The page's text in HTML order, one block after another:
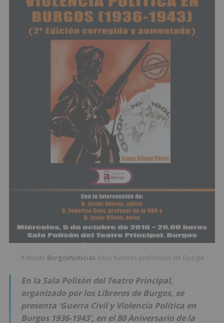
★Añade BurgosNoticias a tus fuentes preferidas de Google
En la Sala Polisón del Teatro Principal,
organizado por los Libreros de Burgos, se
presenta 'Guerra Civil y Violencia Política en
Burgos 1936-1943', en el 80 Aniversario de la